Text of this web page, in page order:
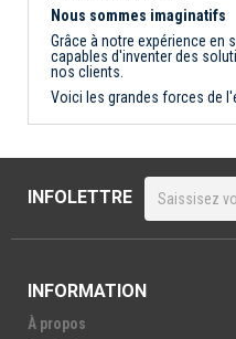
Nous sommes imaginatifs
Grâce à notre expérience en
capables d'inventer des
nos clients.
Voici les grandes forces de
INFOLETTRE
INFORMATION
À propos